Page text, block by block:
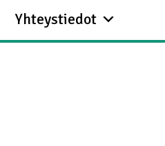
Yhteystiedot